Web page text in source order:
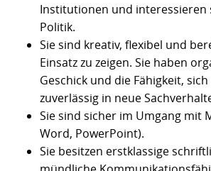
Institutionen und interessieren
Politik.
Sie sind kreativ, flexibel und
Einsatz zu zeigen. Sie haben
Geschick und die Fähigkeit,
zuverlässig in neue
Sie sind sicher im Umgang mit
Word, PowerPoint).
Sie besitzen erstklassige